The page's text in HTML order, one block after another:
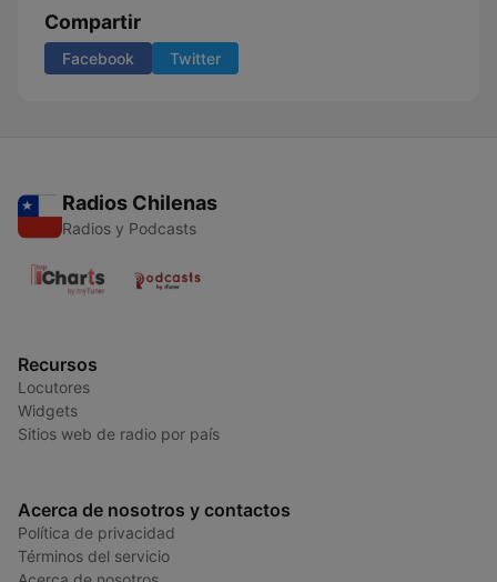
Compartir
Facebook Twitter
Radios Chilenas
Radios y Podcasts
Recursos
Locutores
Widgets
Sitios web de radio por país
Acerca de nosotros y contactos
Política de privacidad
Términos del servicio